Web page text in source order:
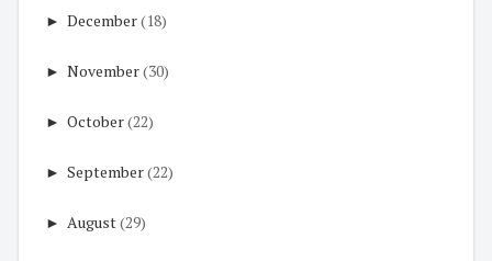
► December(18)
► November(30)
► October(22)
► September(22)
► August(29)